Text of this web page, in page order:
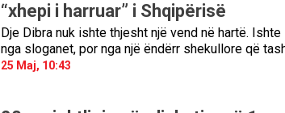
“xhepi i harruar” i Shqipërisë
Dje Dibra nuk ishte thjesht një vend në hartë.
nga sloganet, por nga një ëndërr shekullore që
25 Maj, 10:43